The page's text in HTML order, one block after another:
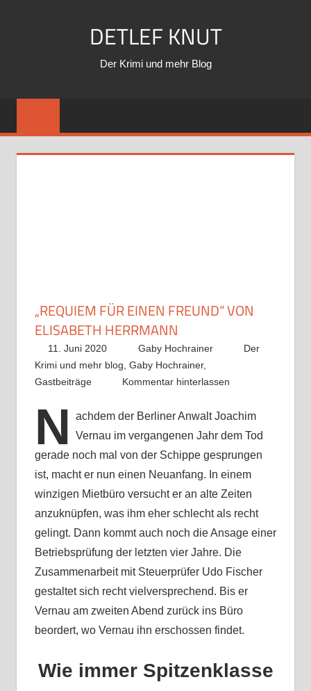
DETLEF KNUT
Der Krimi und mehr Blog
„REQUIEM FÜR EINEN FREUND“ VON
ELISABETH HERRMANN
11. Juni 2020 Gaby Hochrainer
Der
Krimi und mehr blog, Gaby Hochrainer,
Gastbeiträge
Kommentar hinterlassen
N
achdem der Berliner Anwalt Joachim
Vernau im vergangenen Jahr dem Tod
gerade noch mal von der Schippe gesprungen
ist, macht er nun einen Neuanfang. In einem
winzigen Mietbüro versucht er an alte Zeiten
anzuknüpfen, was ihm eher schlecht als recht
gelingt. Dann kommt auch noch die Ansage einer
Betriebsprüfung der letzten vier Jahre. Die
Zusammenarbeit mit Steuerprüfer Udo Fischer
gestaltet sich recht vielversprechend. Bis er
Vernau am zweiten Abend zurück ins Büro
beordert, wo Vernau ihn erschossen findet.
Wie immer Spitzenklasse